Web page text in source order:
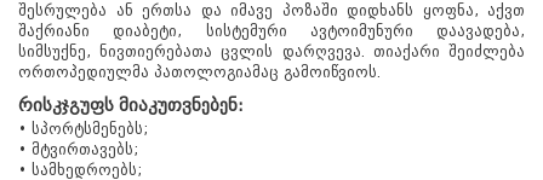
შესრულება ან ერთსა და იმავე პოზაში დიდხანს ყოფნა, აქვთ
შაქრიანი დიაბეტი, სისტემური ავტოიმუნური დაავადება,
სიმსუქნე, ნივთიერებათა ცვლის დარღვევა. თიაქარი შეიძლება
ორთოპედიულმა პათოლოგიამაც გამოიწვიოს.
რისკჯგუფს მიაკუთვნებენ:
• სპორტსმენებს;
• მტვირთავებს;
• სამხედროებს;